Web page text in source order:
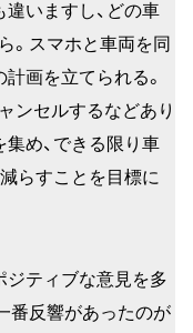
いますし、どの車
。スマホと車両を同
画を立てられる。
ンセルするなどあり
集め、できる限り車
らすことを目標に
ジティブな意見を多
番反響があったのが